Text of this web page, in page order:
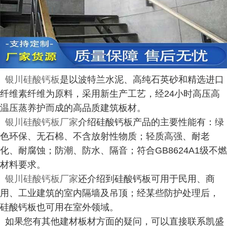
银川硅酸钙板是以波特兰水泥、高纯石英砂和精选进口
纤维素纤维为原料，采用新生产工艺，经24小时高压高
温压蒸养护而成的高品质建筑板材。
银川硅酸钙板厂家介绍硅酸钙板产品的主要性能有：绿
色环保、无石棉、不含放射性物质；轻质高强、耐老
化、耐腐蚀；防潮、防水、隔音；符合GB8624A1级不燃
材料要求。
银川硅酸钙板厂家还介绍到硅酸钙板可用于民用、商
用、工业建筑的室内隔墙及吊顶；经某些防护处理后，
硅酸钙板也可用在室外领域。
如果您有其他建材板材方面的疑问，可以直接联系凯盛